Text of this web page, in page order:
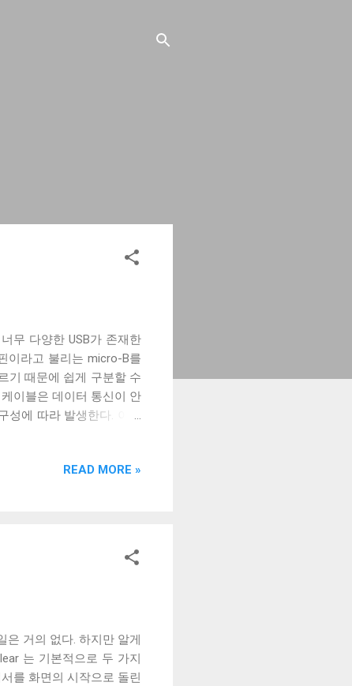
무 다양한 USB가 존재한
이라고 불리는 micro-B를
기 때문에 쉽게 구분할 수
이블은 데이터 통신이 안
에 따라 발생한다. 이번
이지만 전선은 아니다. 이
보호하기 위해 사용되지
것에 효과적이고, 호일 차
READ MORE »
은 거의 없다. 하지만 알게
는 기본적으로 두 가지
를 화면의 시작으로 돌린